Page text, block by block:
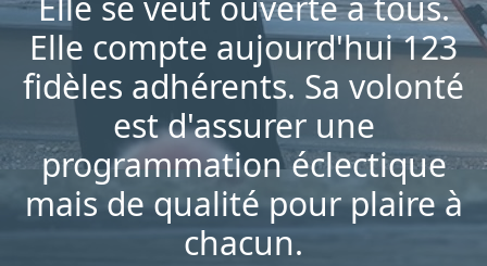
Elle compte aujourd'hui 123
fidèles adhérents. Sa volonté
est d'assurer une
programmation éclectique
mais de qualité pour plaire à
chacun.